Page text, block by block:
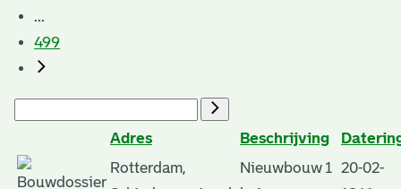
...
499
Adres Beschrijving
Rotterdam,
Nieuwbouw 1 20-02-